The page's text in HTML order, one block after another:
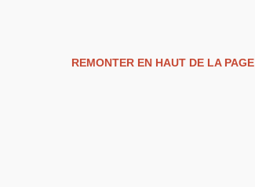
REMONTER EN HAUT DE LA PAGE